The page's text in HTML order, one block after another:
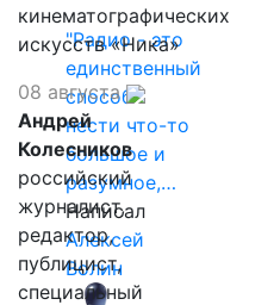
"Радио - это
единственный
способ
нести что-то
большое и
разумное,…
Написал
Алексей
Волин
кинематографических
искусств «Ника»
08 августа
Андрей
Колесников
российский
журналист,
редактор,
публицист,
специальный